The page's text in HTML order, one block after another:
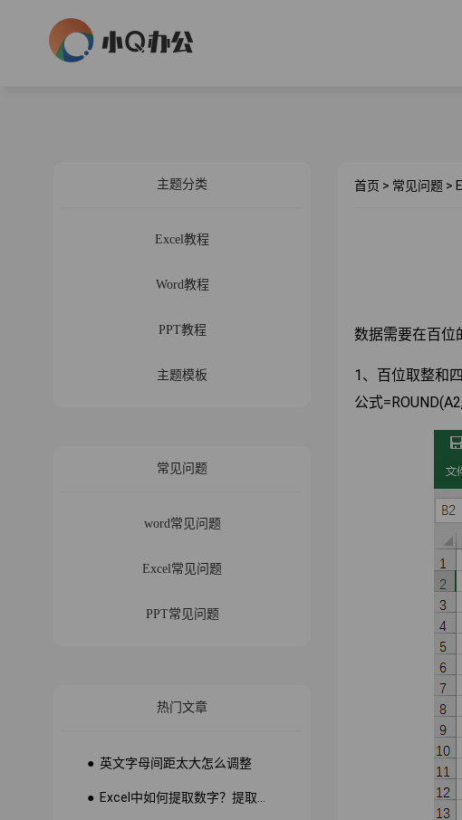
主题分类
Excel教程
Word教程
PPT教程
主题模板
常见问题
word常见问题
Excel常见问题
PPT常见问题
热门文章
● 英文字母间距太大怎么调整
首页 > 常见问题 >
数据需要在百位
1、百位取整和
公式